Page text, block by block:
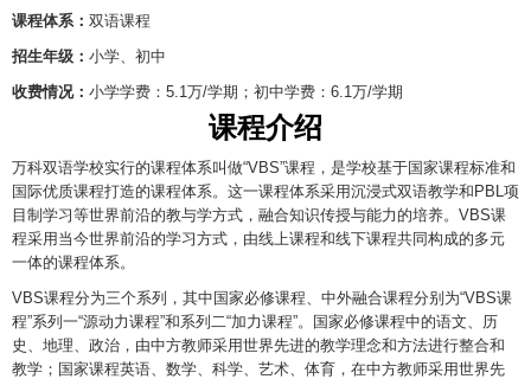
课程体系： 双语课程
招生年级： 小学、初中
收费情况： 小学学费：5.1万/学期；初中学费：6.1万/学期
课程介绍
万科双语学校实行的课程体系叫做“VBS”课程，是学校基于国家课程标准和
国际优质课程打造的课程体系。这一课程体系采用沉浸式双语教学和PBL项
目制学习等世界前沿的教与学方式，融合知识传授与能力的培养。VBS课
程采用当今世界前沿的学习方式，由线上课程和线下课程共同构成的多元
一体的课程体系。
VBS课程分为三个系列，其中国家必修课程、中外融合课程分别为“VBS课
程”系列一“源动力课程”和系列二“加力课程”。国家必修课程中的语文、历
史、地理、政治，由中方教师采用世界先进的教学理念和方法进行整合和
教学；国家课程英语、数学、科学、艺术、体育，在中方教师采用世界先